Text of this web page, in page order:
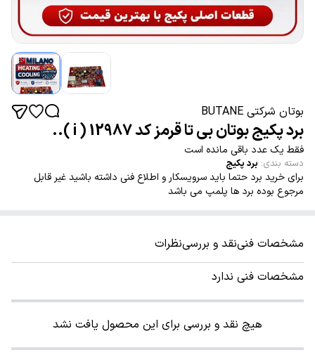
بوتان شرکتی BUTANE
برد پکیج بوتان بی تا قرمز کد 12987 ( i )..
فقط یک عدد باقی مانده است
دسته بندی: برد پکیج
برای خرید برد حتما باید سرویسکار و اطلاع فنی داشته باشید غیر قابل
مرجوع بوده برد ها پلمپ می باشد
مشخصات فنینقد و بررسینظرات
مشخصات فنی ندارد
هیچ نقد و بررسی برای این محصول یافت نشد